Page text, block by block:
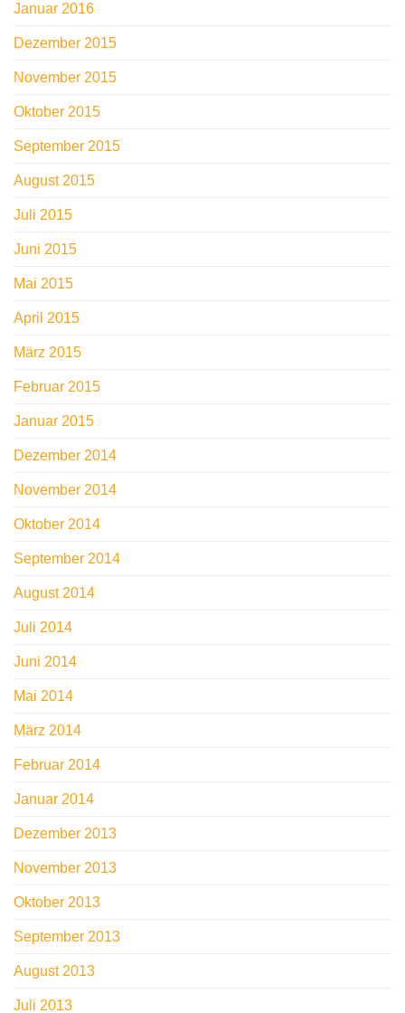
Januar 2016
Dezember 2015
November 2015
Oktober 2015
September 2015
August 2015
Juli 2015
Juni 2015
Mai 2015
April 2015
März 2015
Februar 2015
Januar 2015
Dezember 2014
November 2014
Oktober 2014
September 2014
August 2014
Juli 2014
Juni 2014
Mai 2014
März 2014
Februar 2014
Januar 2014
Dezember 2013
November 2013
Oktober 2013
September 2013
August 2013
Juli 2013